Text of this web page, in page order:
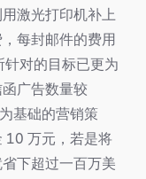
激光打印机补上
每封邮件的费用
对的目标已更为
广告数量较
基础的营销策
10 万元，若是将
下超过一百万美